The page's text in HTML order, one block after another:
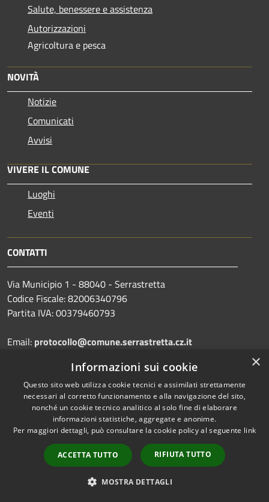
Salute, benessere e assistenza
Autorizzazioni
Agricoltura e pesca
NOVITÀ
Notizie
Comunicati
Avvisi
VIVERE IL COMUNE
Luoghi
Eventi
CONTATTI
Via Municipio 1 - 88040 - Serrastretta
Codice Fiscale: 82006340796
Partita IVA: 00379460793
Email: protocollo@comune.serrastretta.cz.it
Centralino Unico:0968/81001
Codice Univoco: UFLF7D
Codice IPA: cdss
Prenotazione appuntamento
×
Informazioni sui cookie
Questo sito web utilizza cookie tecnici e assimilati strettamente
necessari al corretto funzionamento e alla navigazione del sito,
nonché un cookie tecnico analitico al solo fine di elaborare
informazioni statistiche, aggregate e anonime.
Per maggiori dettagli, può consultare la cookie policy al seguente link
ACCETTA TUTTO RIFIUTA TUTTO
MOSTRA DETTAGLI